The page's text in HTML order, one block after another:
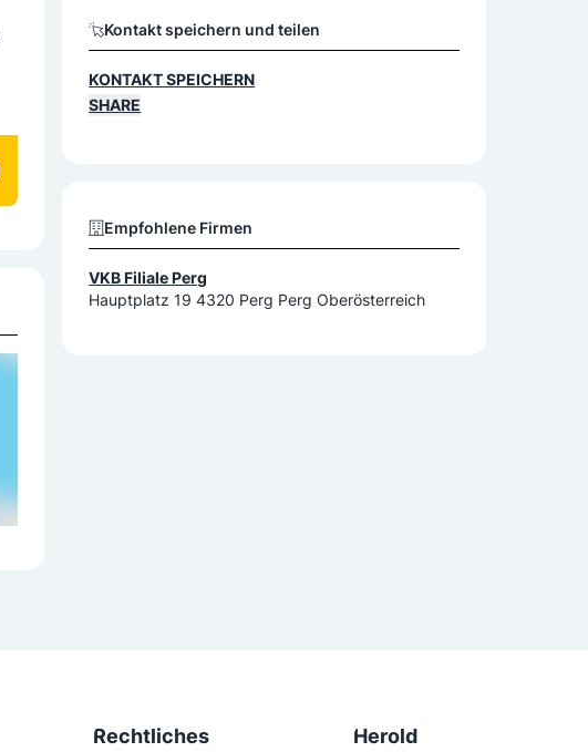
Kontakt speichern und teilen
KONTAKT SPEICHERN
SHARE
Empfohlene Firmen
VKB Filiale Perg
Hauptplatz 19 4320 Perg Perg Oberösterreich
Rechtliches Herold